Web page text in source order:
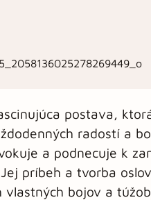
postava,
radostí a
a podnecuje k
príbeh a tvorba
vlastných bojov a